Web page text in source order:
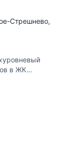
Стрешнево,
в ЖК
отделка в
пространство.
кинотеатр,